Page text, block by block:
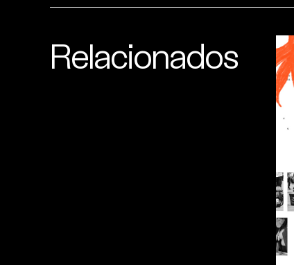
Relacionados